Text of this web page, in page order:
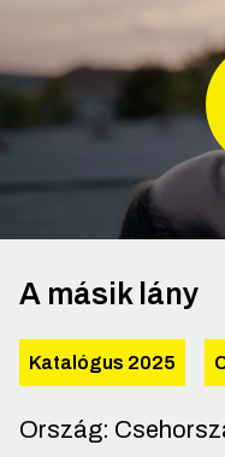
A másik lány
Katalógus 2025
Ország: